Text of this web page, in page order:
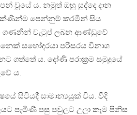
වූයේ ය. නමුත් ඔහු සුද්දෙ දාන
පෙන්නුම් කරමින් සිය
ගණනින් වැටුප් ලබන ආණ්ඩුවේ
සහෝදරයා පරිසරය විනාශ
ගත්තේ ය. දෝණි පරාක්‍රම සමුදුයේ
ය.
සිටියදී සාමාන්‍යයුක් විය. වීදි
පැමිණි පසු පවුලට උලා කෑම පිනිස